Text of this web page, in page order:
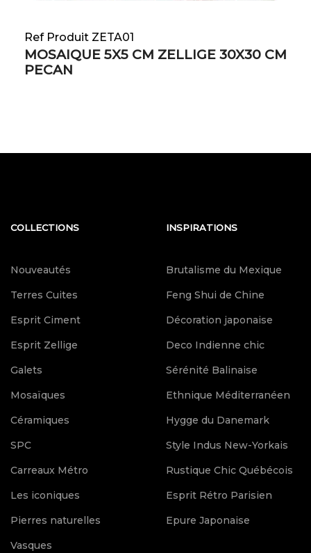
Ref Produit ZETA01
MOSAIQUE 5X5 CM ZELLIGE 30X30 CM
PECAN
COLLECTIONS
Nouveautés
Terres Cuites
Esprit Ciment
Esprit Zellige
Galets
Mosaïques
Céramiques
SPC
Carreaux Métro
Les iconiques
Pierres naturelles
Vasques
INSPIRATIONS
Brutalisme du Mexique
Feng Shui de Chine
Décoration japonaise
Deco Indienne chic
Sérénité Balinaise
Ethnique Méditerranéen
Hygge du Danemark
Style Indus New-Yorkais
Rustique Chic Québécois
Esprit Rétro Parisien
Epure Japonaise